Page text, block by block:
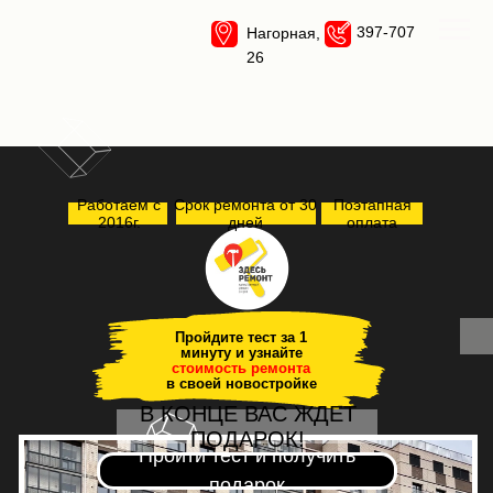
Пройдите тест за 1
минуту и узнайте
стоимость ремонта
в своей новостройке
Пройти тест и получить
подарок
397-707
Нагорная,
26
В КОНЦЕ ВАС ЖДЕТ
ПОДАРОК!
Работаем с
2016г.
Срок ремонта от 30
дней
Поэтапная
оплата